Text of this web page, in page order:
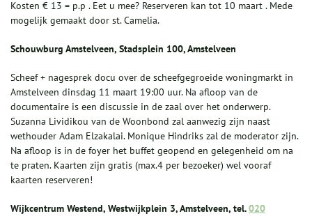
Kosten € 13 = p.p . Eet u mee? Reserveren kan tot 10 maart . Mede
mogelijk gemaakt door st. Camelia.
Schouwburg Amstelveen, Stadsplein 100, Amstelveen
Scheef + nagesprek docu over de scheefgegroeide woningmarkt in
Amstelveen dinsdag 11 maart 19:00 uur. Na afloop van de
documentaire is een discussie in de zaal over het onderwerp.
Suzanna Lividikou van de Woonbond zal aanwezig zijn naast
wethouder Adam Elzakalai. Monique Hindriks zal de moderator zijn.
Na afloop is in de foyer het buffet geopend en gelegenheid om na
te praten. Kaarten zijn gratis (max.4 per bezoeker) wel vooraf
kaarten reserveren!
Wijkcentrum Westend, Westwijkplein 3, Amstelveen, tel.020